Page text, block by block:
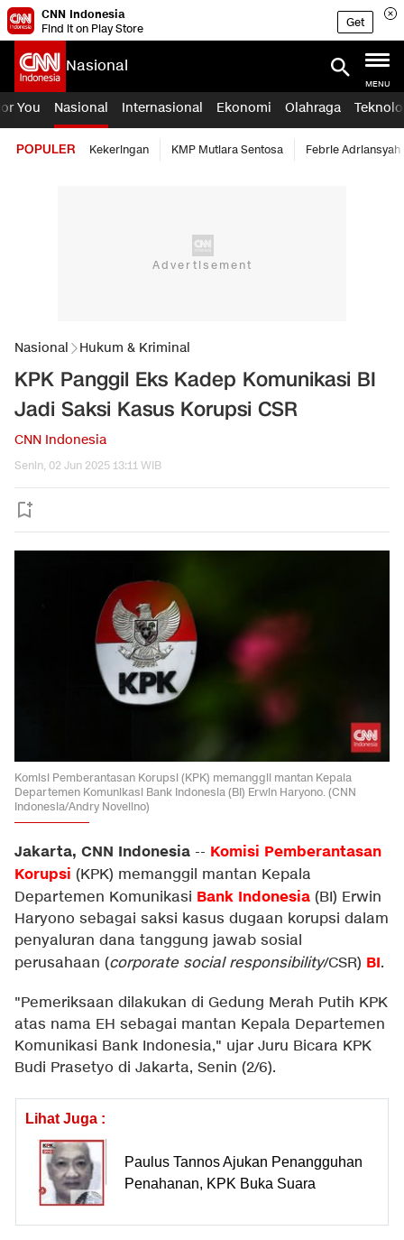
CNN Indonesia
Find it on Play Store
Get
Nasional
MENU
You Nasional Internasional Ekonomi Olahraga
POPULER Kekeringan KMP Mutiara Sentosa Febrie Adriansyah
Nasional Hukum & Kriminal
KPK Panggil Eks Kadep Komunikasi BI
Jadi Saksi Kasus Korupsi CSR
CNN Indonesia
Senin, 02 Jun 2025 13:11 WIB
Komisi Pemberantasan Korupsi (KPK) memanggil mantan Kepala
Departemen Komunikasi Bank Indonesia (BI) Erwin Haryono. (CNN
Indonesia/Andry Novelino)
Jakarta, CNN Indonesia -- Komisi Pemberantasan
Korupsi (KPK) memanggil mantan Kepala
Departemen Komunikasi Bank Indonesia (BI) Erwin
Haryono sebagai saksi kasus dugaan korupsi dalam
penyaluran dana tanggung jawab sosial
perusahaan (corporate social responsibility/CSR) BI.
"Pemeriksaan dilakukan di Gedung Merah Putih KPK
atas nama EH sebagai mantan Kepala Departemen
Komunikasi Bank Indonesia," ujar Juru Bicara KPK
Budi Prasetyo di Jakarta, Senin (2/6).
Lihat Juga :
Paulus Tannos Ajukan Penangguhan
Penahanan, KPK Buka Suara